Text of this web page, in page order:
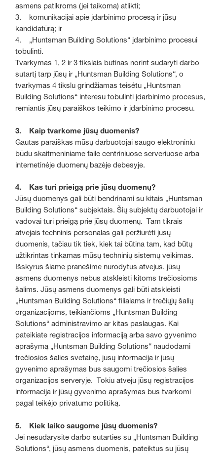
asmens patikroms (jei taikoma) atlikti;
3. komunikacijai apie įdarbinimo procesą ir jūsų
kandidatūrą; ir
4. „Huntsman Building Solutions“ įdarbinimo procesui
tobulinti.
Tvarkymas 1, 2 ir 3 tikslais būtinas norint sudaryti darbo
sutartį tarp jūsų ir „Huntsman Building Solutions“, o
tvarkymas 4 tikslu grindžiamas teisėtu „Huntsman
Building Solutions“ interesu tobulinti įdarbinimo procesus,
remiantis jūsų paraiškos teikimo ir įdarbinimo procesu.
3. Kaip tvarkome jūsų duomenis?
Gautas paraiškas mūsų darbuotojai saugo elektroniniu
būdu skaitmeniniame faile centriniuose serveriuose arba
internetinėje duomenų bazėje debesyje.
4. Kas turi prieigą prie jūsų duomenų?
Jūsų duomenys gali būti bendrinami su kitais „Huntsman
Building Solutions“ subjektais. Šių subjektų darbuotojai ir
vadovai turi prieigą prie jūsų duomenų. Tam tikrais
atvejais techninis personalas gali peržiūrėti jūsų
duomenis, tačiau tik tiek, kiek tai būtina tam, kad būtų
užtikrintas tinkamas mūsų techninių sistemų veikimas.
Išskyrus šiame pranešime nurodytus atvejus, jūsų
asmens duomenys nebus atskleisti kitoms trečiosioms
šalims. Jūsų asmens duomenys gali būti atskleisti
„Huntsman Building Solutions“ filialams ir trečiųjų šalių
organizacijoms, teikiančioms „Huntsman Building
Solutions“ administravimo ar kitas paslaugas. Kai
pateikiate registracijos informaciją arba savo gyvenimo
aprašymą „Huntsman Building Solutions“ naudodami
trečiosios šalies svetainę, jūsų informacija ir jūsų
gyvenimo aprašymas bus saugomi trečiosios šalies
organizacijos serveryje. Tokiu atveju jūsų registracijos
informacija ir jūsų gyvenimo aprašymas bus tvarkomi
pagal teikėjo privatumo politiką.
5. Kiek laiko saugome jūsų duomenis?
Jei nesudarysite darbo sutarties su „Huntsman Building
Solutions“, jūsų asmens duomenis, pateiktus su jūsų